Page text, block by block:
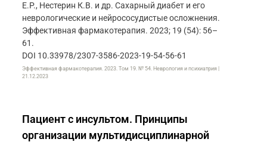
Е.Р., Нестерин К.В. и др. Сахарный диабет и его
неврологические и нейрососудистые осложнения.
Эффективная фармакотерапия. 2023; 19 (54): 56–
61.
DOI 10.33978/2307-3586-2023-19-54-56-61
Эффективная фармакотерапия. 2023. Том 19. № 54. Неврология и психиатрия |
21.12.2023
Пациент с инсультом. Принципы
организации мультидисциплинарной